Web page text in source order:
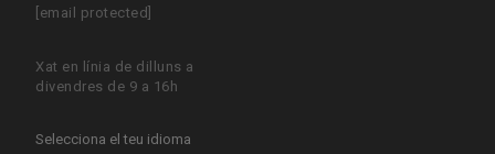
[email protected]
Xat en línia de dilluns a
divendres de 9 a 16h
Selecciona el teu idioma